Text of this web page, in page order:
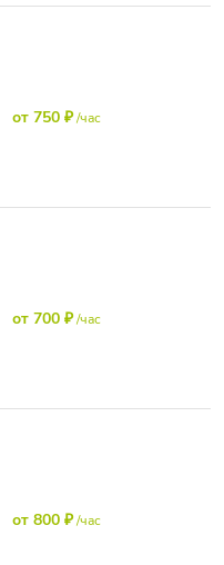
от 750 ₽/час
от 700 ₽/час
от 800 ₽/час